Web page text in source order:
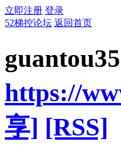
立即注册 登录
52梯控论坛 返回首页
https://
享] [RSS]